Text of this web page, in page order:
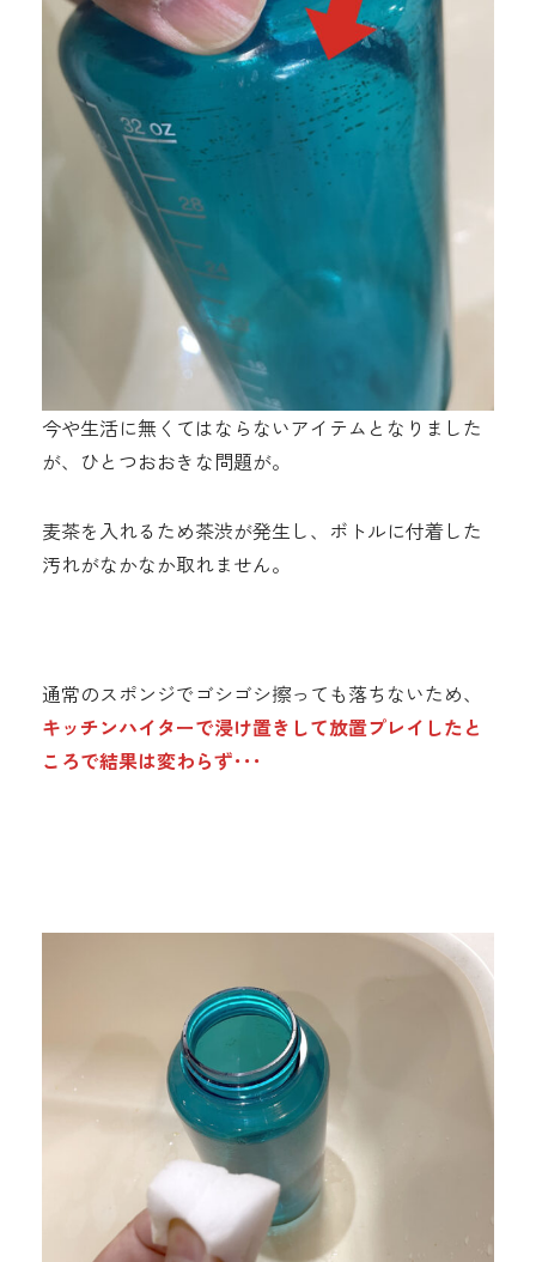
今や生活に無くてはならないアイテムとなりました
が、ひとつおおきな問題が。
麦茶を入れるため茶渋が発生し、ボトルに付着した
汚れがなかなか取れません。
通常のスポンジでゴシゴシ擦っても落ちないため、
キッチンハイターで浸け置きして放置プレイしたと
ころで結果は変わらず･･･